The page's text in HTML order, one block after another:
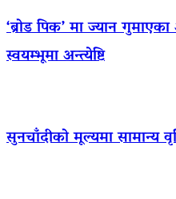
‘ब्रोड पिक’ मा ज्यान
स्वयम्भूमा अन्त्येष्टि
सुनचाँदीको मूल्यमा सामान्य